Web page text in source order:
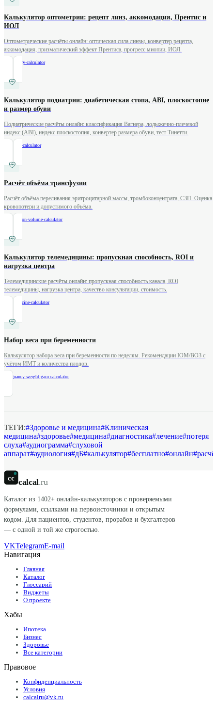
Калькулятор оптометрии: рецепт линз, аккомодация, Прентис и
ИОЛ
Оптометрические расчёты онлайн: оптическая сила линзы, конвертер рецепта,
аккомодация, призматический эффект Прентиса, прогресс миопии, ИОЛ.
optometry-calculator
Калькулятор подиатрии: диабетическая стопа, ABI, плоскостопие
и размер обуви
Подиатрические расчёты онлайн: классификация Вагнера, лодыжечно-плечевой
индекс (ABI), индекс плоскостопия, конвертер размера обуви, тест Тинетти.
podiatry-calculator
Расчёт объёма трансфузии
Расчёт объёма переливания эритроцитарной массы, тромбоконцентрата, СЗП. Оценка
кровопотери и допустимого объёма.
transfusion-volume-calculator
Калькулятор телемедицины: пропускная способность, ROI и
нагрузка центра
Телемедицинские расчёты онлайн: пропускная способность канала, ROI
телемедицины, нагрузка центра, качество консультации, стоимость.
telemedicine-calculator
Набор веса при беременности
Калькулятор набора веса при беременности по неделям. Рекомендации IOM/ВОЗ с
учётом ИМТ и количества плодов.
pregnancy-weight-gain-calculator
ТЕГИ:#Здоровье и медицина#Клиническая
медицина#здоровье#медицина#диагностика#лечение#потеря
слуха#аудиограмма#слуховой
аппарат#аудиология#дБ#калькулятор#бесплатно#онлайн#
cc calcal.ru
Каталог из 1402+ онлайн-калькуляторов с проверяемыми
формулами, ссылками на первоисточники и открытым
кодом. Для пациентов, студентов, прорабов и бухгалтеров
— с одной и той же строгостью.
VKTelegramE-mail
Навигация
Главная
Каталог
Глоссарий
Виджеты
О проекте
Хабы
Ипотека
Бизнес
Здоровье
Все категории
Правовое
Конфиденциальность
Условия
calcalru@vk.ru